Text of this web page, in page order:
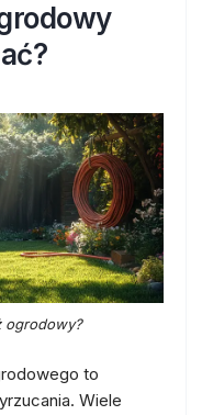
ogrodowy?
to
Wiele